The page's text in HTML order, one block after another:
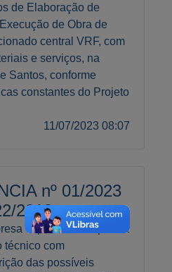
de Elaboração de
de Obra de
central VRF, com
e serviços, na
Santos, conforme
constantes do Projeto
11/07/2023 08:07
nº 01/2023
2018
especializada para a
técnico com
das possíveis